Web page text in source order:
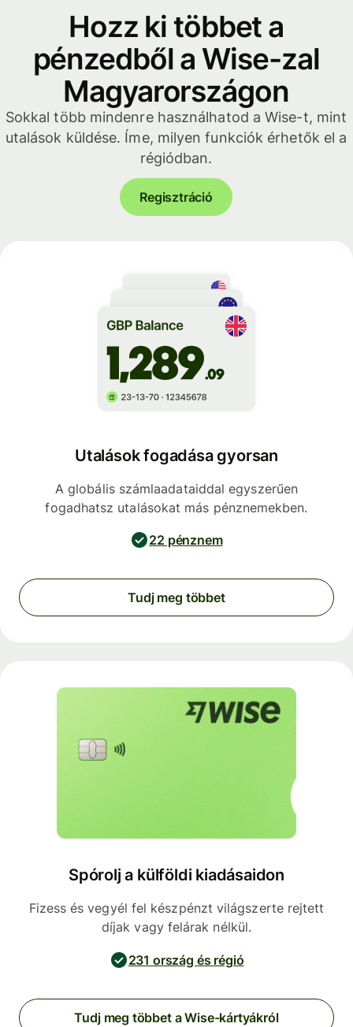
Hozz ki többet a
pénzedből a Wise-zal
Magyarországon
Sokkal több mindenre használhatod a Wise-t, mint
utalások küldése. Íme, milyen funkciók érhetők el a
régiódban.
Regisztráció
Utalások fogadása gyorsan
A globális számlaadataiddal egyszerűen
fogadhatsz utalásokat más pénznemekben.
22 pénznem
Tudj meg többet
Spórolj a külföldi kiadásaidon
Fizess és vegyél fel készpénzt világszerte rejtett
díjak vagy felárak nélkül.
231 ország és régió
Tudj meg többet a Wise-kártyákról